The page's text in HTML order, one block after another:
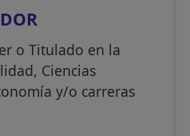
o Titulado en la
Ciencias
y/o carreras